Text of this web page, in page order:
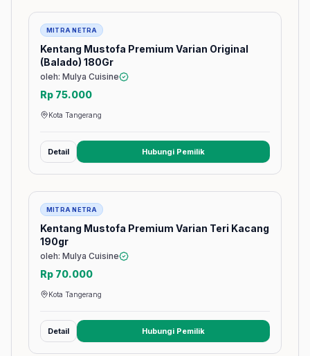
Barang
MITRA NETRA
Kentang Mustofa Premium Varian Original
(Balado) 180Gr
oleh: Mulya Cuisine
Rp 75.000
Kota Tangerang
Detail Hubungi Pemilik(membuka tab baru)
Barang
MITRA NETRA
Kentang Mustofa Premium Varian Teri Kacang
190gr
oleh: Mulya Cuisine
Rp 70.000
Kota Tangerang
Detail Hubungi Pemilik(membuka tab baru)